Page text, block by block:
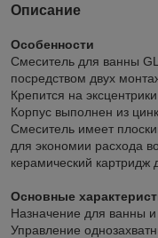
Описание
Особенности
Смеситель для ванны
посредством двух
Крепится на
Корпус выполнен из
Смеситель имеет
для экономии расхода
керамический
Основные
Назначение для ванны
Управление